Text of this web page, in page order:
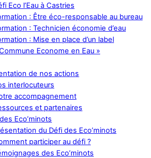
Eco l’Eau à Castries
: Être éco-responsable au bureau
: Technicien économie d’eau
: Mise en place d’un label
Econome en Eau »
de nos actions
interlocuteurs
accompagnement
et partenaires
Eco’minots
du Défi des Eco’minots
participer au défi ?
des Eco’minots